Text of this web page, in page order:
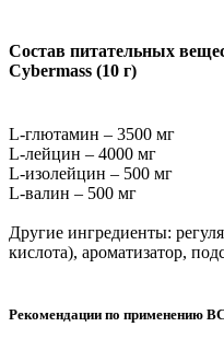
Состав питательных
Cybermass (10 г)
L-глютамин – 3500 мг
L-лейцин – 4000 мг
L-изолейцин – 500 мг
L-валин – 500 мг
Другие ингредиенты:
кислота), ароматизатор,
Рекомендации по применению